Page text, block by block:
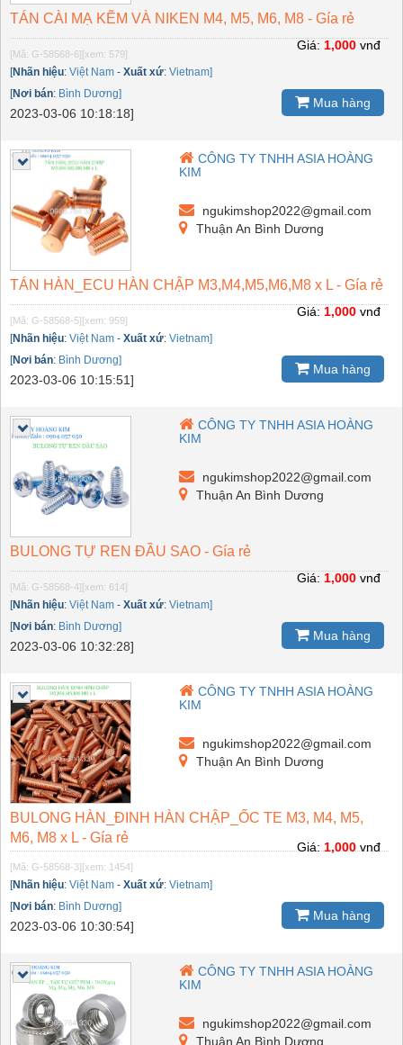
TÁN CÀI MẠ KẼM VÀ NIKEN M4, M5, M6, M8 - Gía rẻ
[Mã: G-58568-6][xem: 579]
[Nhãn hiệu: Việt Nam - Xuất xứ: Vietnam]
[Nơi bán: Bình Dương]
2023-03-06 10:18:18]
Giá: 1,000 vnđ
Mua hàng
CÔNG TY TNHH ASIA HOÀNG
KIM
ngukimshop2022@gmail.com
Thuận An Bình Dương
TÁN HÀN_ECU HÀN CHẬP M3,M4,M5,M6,M8 x L - Gía rẻ
[Mã: G-58568-5][xem: 959]
[Nhãn hiệu: Việt Nam - Xuất xứ: Vietnam]
[Nơi bán: Bình Dương]
2023-03-06 10:15:51]
Giá: 1,000 vnđ
Mua hàng
CÔNG TY TNHH ASIA HOÀNG
KIM
ngukimshop2022@gmail.com
Thuận An Bình Dương
BULONG TỰ REN ĐẦU SAO - Gía rẻ
[Mã: G-58568-4][xem: 614]
[Nhãn hiệu: Việt Nam - Xuất xứ: Vietnam]
[Nơi bán: Bình Dương]
2023-03-06 10:32:28]
Giá: 1,000 vnđ
Mua hàng
CÔNG TY TNHH ASIA HOÀNG
KIM
ngukimshop2022@gmail.com
Thuận An Bình Dương
BULONG HÀN_ĐINH HÀN CHẬP_ỐC TE M3, M4, M5,
M6, M8 x L - Gía rẻ
[Mã: G-58568-3][xem: 1454]
[Nhãn hiệu: Việt Nam - Xuất xứ: Vietnam]
[Nơi bán: Bình Dương]
2023-03-06 10:30:54]
Giá: 1,000 vnđ
Mua hàng
CÔNG TY TNHH ASIA HOÀNG
KIM
ngukimshop2022@gmail.com
Thuận An Bình Dương